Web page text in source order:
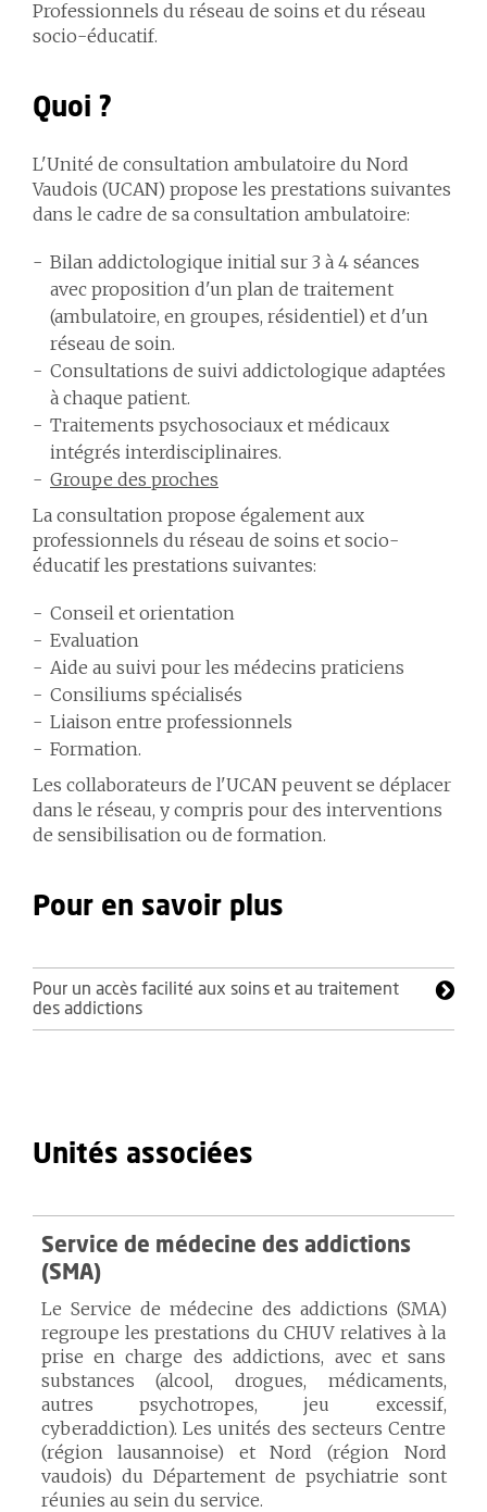
Professionnels du réseau de soins et du réseau
socio-éducatif.
Quoi ?
L'Unité de consultation ambulatoire du Nord
Vaudois (UCAN) propose les prestations suivantes
dans le cadre de sa consultation ambulatoire:
Bilan addictologique initial sur 3 à 4 séances
avec proposition d'un plan de traitement
(ambulatoire, en groupes, résidentiel) et d'un
réseau de soin.
Consultations de suivi addictologique adaptées
à chaque patient.
Traitements psychosociaux et médicaux
intégrés interdisciplinaires.
Groupe des proches
La consultation propose également aux
professionnels du réseau de soins et socio-
éducatif les prestations suivantes:
Conseil et orientation
Evaluation
Aide au suivi pour les médecins praticiens
Consiliums spécialisés
Liaison entre professionnels
Formation.
Les collaborateurs de l'UCAN peuvent se déplacer
dans le réseau, y compris pour des interventions
de sensibilisation ou de formation.
Pour en savoir plus
Pour un accès facilité aux soins et au traitement
des addictions
Unités associées
Service de médecine des addictions
(SMA)
Le Service de médecine des addictions (SMA)
regroupe les prestations du CHUV relatives à la
prise en charge des addictions, avec et sans
substances (alcool, drogues, médicaments,
autres psychotropes, jeu excessif,
cyberaddiction). Les unités des secteurs Centre
(région lausannoise) et Nord (région Nord
vaudois) du Département de psychiatrie sont
réunies au sein du service.